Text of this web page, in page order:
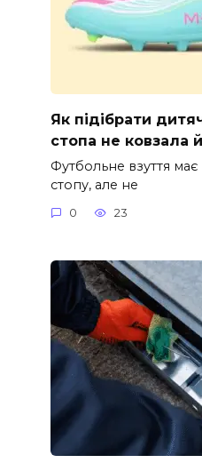
Як підібрати
стопа не ковзала
Футбольне взуття має
стопу, але не
0 23